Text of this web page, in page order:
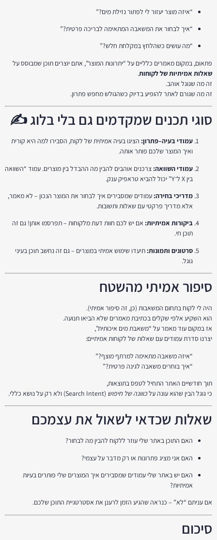
“איזה מוצר יעזור לי לפתור נזילת מים?”
“איך לבחור את המשאבה המתאימה לבריכה פרטית?”
“מה עושים כשהלחץ במקלחת חלש?”
פתאום, במקום מאמרים כלליים על “יתרונות המוצר”, אתם יוצרים תוכן שמבוסס על
שאלות אמיתיות של לקוחות.
זה מה שגוגל אוהב.
זה מה שגורם לאתר להופיע בדיוק כשהגולש מחפש פתרון.
סוגי תכנים שמקדמים גם בלי בלוג ✍️
עמודי בעיה–פתרון: הציגו בעיה אמיתית של לקוח, הסבירו למה היא קורית
ואיך המוצר שלכם פותר אותה.
עמודי השוואה: צרכנים אוהבים להבין מה ההבדל בין מוצרים. עמוד “השוואה
בין X ל־Y” יכול להביא טראפיק ענק.
מדריכי בחירה: עמודים שמסבירים איך לבחור את המוצר הנכון – לא מאמר,
אלא מדריך פרקטי עם שאלות ותשובות.
ביקורות אמיתיות: אם יש לכם חוות דעת מלקוחות – תפרסמו אותן! גם זה
תוכן חי.
סרטונים ותמונות: תיעדו שימוש אמיתי במוצרים – גם זה נחשב תוכן בעיני
גוגל.
סיפור אמיתי מהשטח
היה לי לקוח בתחום המשאבות (כן, זה סיפור אמיתי).
הוא השקיע אלפי שקלים בכתיבת מאמרים שלא הביאו תנועה.
אז במקום עוד מאמר על “משאבת מים איכותית”,
יצרנו סדרת עמודים עם שאלות של לקוחות אמיתיים:
“איזה משאבה מתאימה למרתף מוצף?”
“איך בוחרים משאבה לגינה פרטית?”
תוך חודשיים האתר התחיל לטפס בתוצאות,
כי גוגל הבין שהוא עונה עלכווונה של חיפוש (Search Intent) ולא רק על נושא כללי.
שאלות שכדאי לשאול את עצמכם
האם התוכן באתר שלי עוזר ללקוח להבין מה לבחור?
האם אני מציג פתרונות או רק מדבר על עצמי?
האם יש באתר שלי עמודים שמסבירים איך המוצרים שלי פותרים בעיות
אמיתיות?
אם עניתם “לא” – כנראה שהגיע הזמן לרענן את אסטרטגיית התוכן שלכם.
סיכום